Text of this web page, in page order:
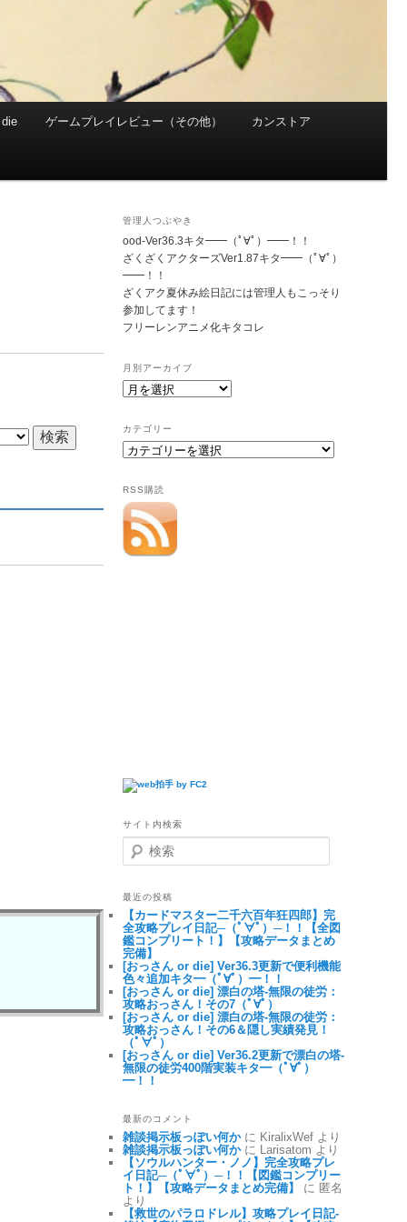
ゲームプレイレビュー（その他） カンストア
管理人つぶやき
ood-Ver36.3キタ━━（ﾟ∀ﾟ）━━！！
ざくざくアクターズVer1.87キタ━━（ﾟ∀ﾟ）
━━！！
ざくアク夏休み絵日記には管理人もこっそり
参加してます！
フリーレンアニメ化キタコレ
月別アーカイブ
カテゴリー
RSS購読
サイト内検索
最近の投稿
【カードマスター二千六百年狂四郎】完
全攻略プレイ日記─（ﾟ∀ﾟ）─！！【全図
鑑コンプリート！】【攻略データまとめ
完備】
[おっさん or die] Ver36.3更新で便利機能
色々追加キタ━（ﾟ∀ﾟ）━！！
[おっさん or die] 漂白の塔-無限の徒労：
攻略おっさん！その7（ﾟ∀ﾟ）
[おっさん or die] 漂白の塔-無限の徒労：
攻略おっさん！その6＆隠し実績発見！
（ﾟ∀ﾟ）
[おっさん or die] Ver36.2更新で漂白の塔-
無限の徒労400階実装キタ━（ﾟ∀ﾟ）
━！！
最新のコメント
雑談掲示板っぽい何かに KiralixWef より
雑談掲示板っぽい何かに Larisatom より
【ソウルハンター・ノノ】完全攻略プレ
イ日記─（ﾟ∀ﾟ）─！！【図鑑コンプリー
ト！】【攻略データまとめ完備】
に 匿名
より
【救世のパラロドレル】攻略プレイ日記-